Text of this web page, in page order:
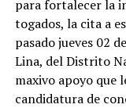
para fortalecer la
togados, la cita a
pasado jueves 02
Lina, del Distrito
maxivo apoyo que
candidatura de